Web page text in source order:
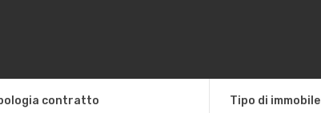
contratto Tipo di immobile